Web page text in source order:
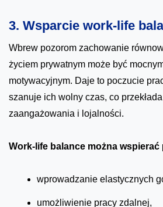
3. Wsparcie work-life
Wbrew pozorom zachowanie
życiem prywatnym może być
motywacyjnym. Daje to poczucie
szanuje ich wolny czas, co
zaangażowania i lojalności.
Work-life balance można wspierać
wprowadzanie elastycznych
umożliwienie pracy zdalnej,